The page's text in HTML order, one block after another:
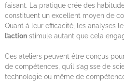
faisant. La pratique crée des
constituent un excellent moyen de
Quant à leur efficacité, les analyses
l’action stimule autant que cela
Ces ateliers peuvent être conçus
de compétences, qu’il s’agisse de
technologie ou même de